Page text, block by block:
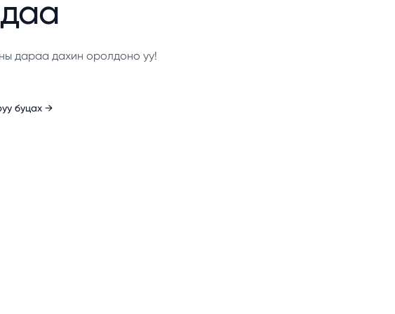
дараа дахин оролдоно уу!
буцах →